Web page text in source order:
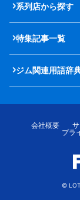
系列店から探す
特集記事一覧
ジム関連用語辞
会社概要
プラ
©